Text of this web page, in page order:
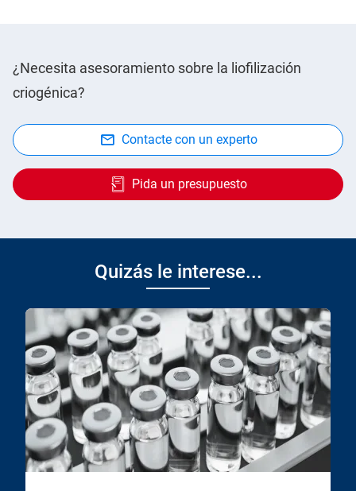
¿Necesita asesoramiento sobre la liofilización
criogénica?
Contacte con un experto
Pida un presupuesto
Quizás le interese...